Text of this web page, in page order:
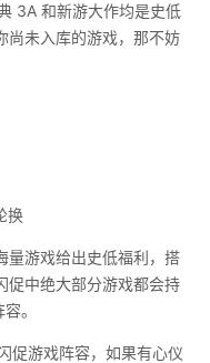
3A 和新游大作均是史低
尚未入库的游戏，那不妨
换
量游戏给出史低福利，搭
促中绝大部分游戏都会持
。
促游戏阵容，如果有心仪